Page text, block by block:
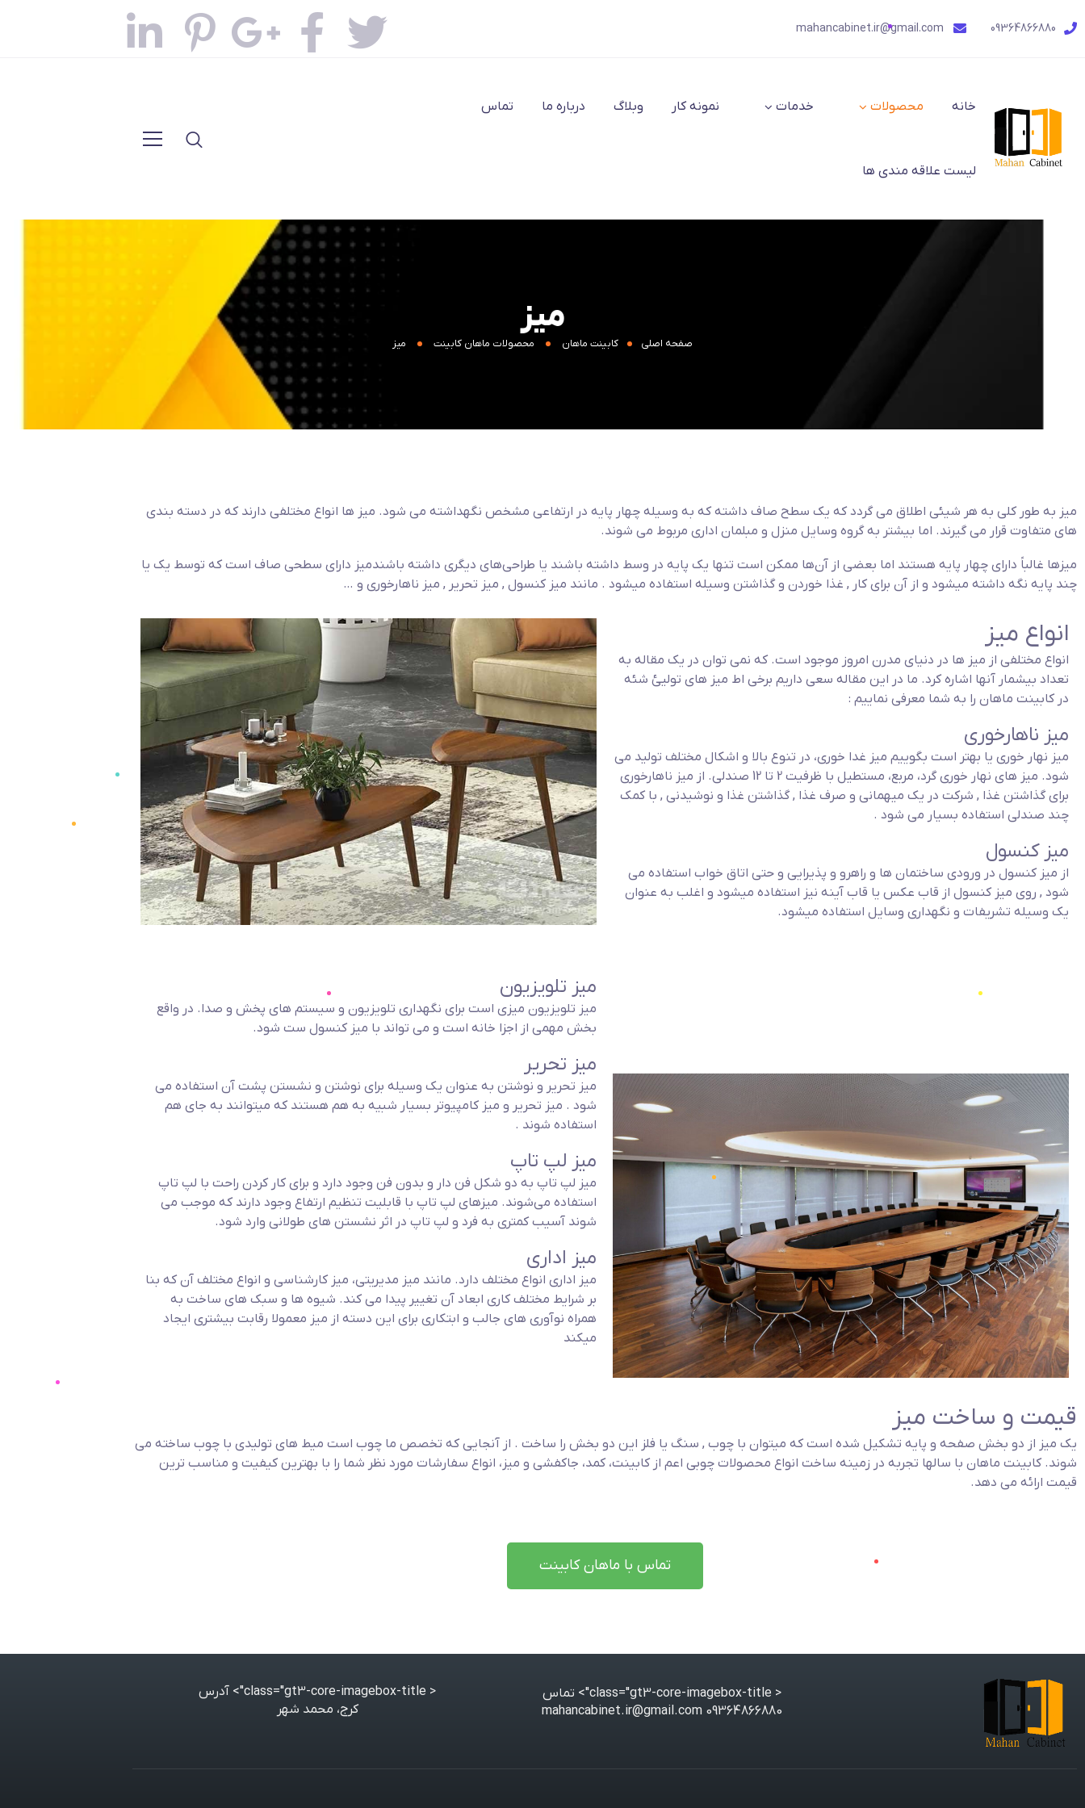
09364866880
mahancabinet.ir@gmail.com
خانه محصولات خدمات نمونه کار وبلاگ درباره ما تماس
لیست علاقه مندی ها
میز
صفحه اصلی کابینت ماهان محصولات ماهان کابینت میز
میز به طور کلی به هر شیئی اطلاق می گردد که یک سطح صاف داشته که به وسیله چهار پایه در ارتفاعی مشخص نگهداشته می شود. میز ها انواع مختلفی دارند که در دسته بندی
های متفاوت قرار می گیرند. اما بیشتر به گروه وسایل منزل و مبلمان اداری مربوط می شوند.
میزها غالباً دارای چهار پایه هستند اما بعضی از آن‌ها ممکن است تنها یک پایه در وسط داشته باشند یا طراحی‌های دیگری داشته باشندمیز دارای سطحی صاف است که توسط یک یا
چند پایه نگه داشته میشود و از آن برای کار , غذا خوردن و گذاشتن وسیله استفاده میشود . مانند میز کنسول , میز تحریر , میز ناهارخوری و …
انواع میز
انواع مختلفی از میز ها در دنیای مدرن امروز موجود است. که نمی توان در یک مقاله به
تعداد بیشمار آنها اشاره کرد. ما در این مقاله سعی داریم برخی اط میز های تولیئ شئه
در کابینت ماهان را به شما معرفی نماییم :
میز ناهارخوری
میز نهار خوری یا بهتر است بگوییم میز غدا خوری، در تنوع بالا و اشکال مختلف تولید می
شود. میز های نهار خوری گرد، مربع، مستطیل با ظرفیت 2 تا 12 صندلی. از میز ناهارخوری
برای گذاشتن غذا , شرکت در یک میهمانی و صرف غذا , گذاشتن غذا و نوشیدنی , با کمک
چند صندلی استفاده بسیار می شود .
میز کنسول
از میز کنسول در ورودی ساختمان ها و راهرو و پذیرایی و حتی اتاق خواب استفاده می
شود , روی میز کنسول از قاب عکس یا قاب آینه نیز استفاده میشود و اغلب به عنوان
یک وسیله تشریفات و نگهداری وسایل استفاده میشود.
میز تلویزیون
میز تلویزیون میزی است برای نگهداری تلویزیون و سیستم های پخش و صدا. در واقع
بخش مهمی از اجزا خانه است و می تواند با میز کنسول ست شود.
میز تحریر
میز تحریر و نوشتن به عنوان یک وسیله برای نوشتن و نشستن پشت آن استفاده می
شود . میز تحریر و میز کامپیوتر بسیار شبیه به هم هستند که میتوانند به جای هم
استفاده شوند .
میز لپ تاپ
میز لپ تاپ به دو شکل فن دار و بدون فن وجود دارد و برای کار کردن راحت با لپ تاپ
استفاده می‌شوند. میزهای لپ تاپ با قابلیت تنظیم ارتفاع وجود دارند که موجب می
شوند آسیب کمتری به فرد و لپ تاپ در اثر نشستن های طولانی وارد شود.
میز اداری
میز اداری انواع مختلف دارد. مانند میز مدیریتی، میز کارشناسی و انواع مختلف آن که بنا
بر شرایط مختلف کاری ابعاد آن تغییر پیدا می کند. شیوه ها و سبک های ساخت به
همراه نوآوری های جالب و ابتکاری برای این دسته از میز معمولا رقابت بیشتری ایجاد
میکند
قیمت و ساخت میز
یک میز از دو بخش صفحه و پایه تشکیل شده است که میتوان با چوب , سنگ یا فلز این دو بخش را ساخت . از آنجایی که تخصص ما چوب است میط های تولیدی با چوب ساخته می
شوند. کابینت ماهان با سالها تجربه در زمینه ساخت انواع محصولات چوبی اعم از کابینت، کمد، جاکفشی و میز، انواع سفارشات مورد نظر شما را با بهترین کیفیت و مناسب ترین
قیمت ارائه می دهد.
تماس با ماهان کابینت
< class="gt3-core-imagebox-title">
تماس
09364866880 mahancabinet.ir@gmail.com
< class="gt3-core-imagebox-title">
آدرس
کرج، محمد شهر